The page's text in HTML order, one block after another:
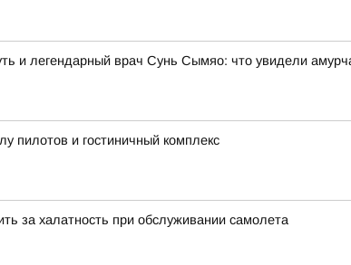
и легендарный врач Сунь Сымяо: что увидели
пилотов и гостиничный комплекс
за халатность при обслуживании самолета